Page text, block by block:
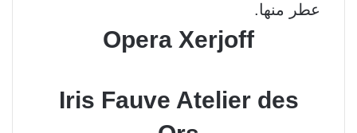
عطر منها.
Opera Xerjoff
Iris Fauve Atelier des